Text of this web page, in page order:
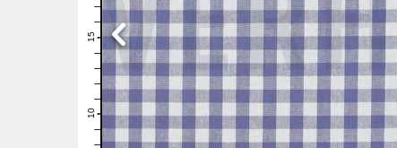
9
10
11
12
13
14
15
16
17